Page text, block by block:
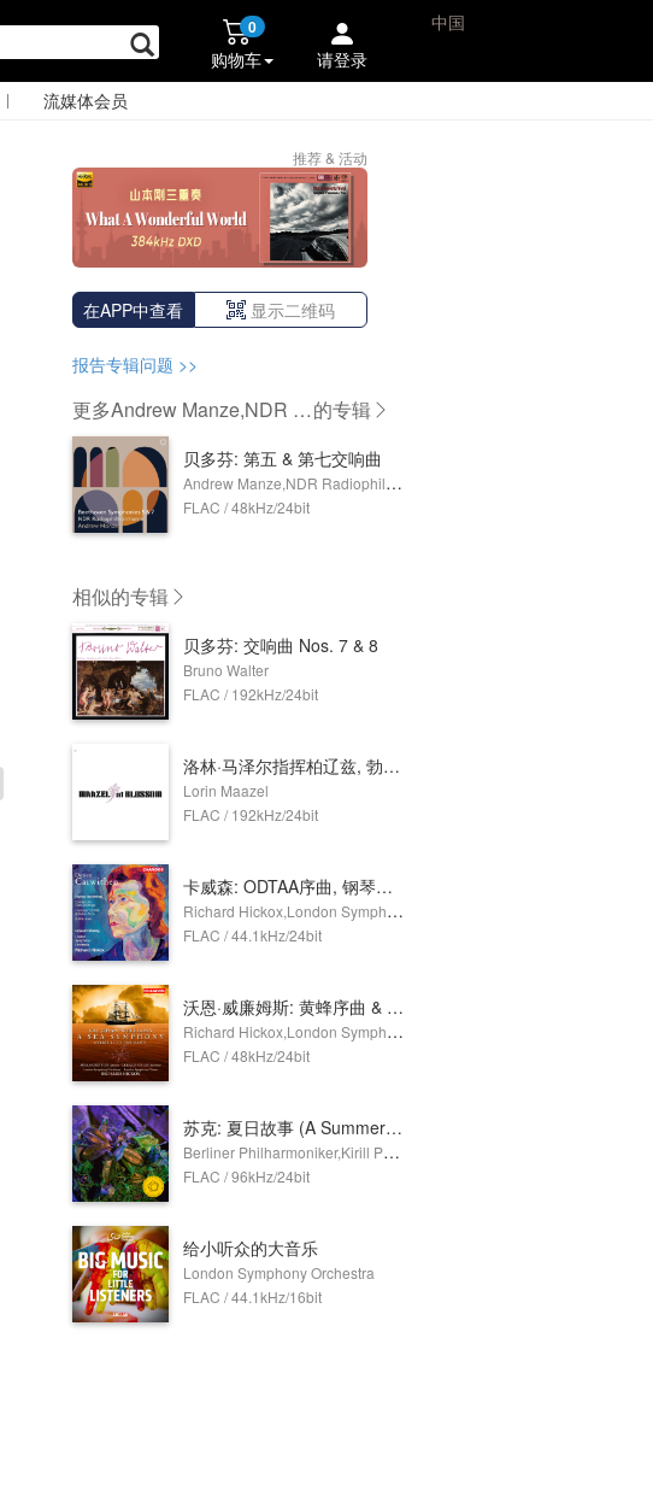
0
购物车 请登录
中国
| 流媒体会员
推荐 & 活动
在APP中查看 显示二维码
报告专辑问题 >>
更多Andrew Manze,NDR R
adiophilharmonie
的专辑
贝多芬: 第五 & 第七交响曲
Andrew Manze,NDR Radiophilharmonie
FLAC / 48kHz/24bit
相似的专辑
贝多芬: 交响曲 Nos. 7 & 8
Bruno Walter
FLAC / 192kHz/24bit
洛林·马泽尔指挥柏辽兹, 勃拉姆斯与巴伯
Lorin Maazel
FLAC / 192kHz/24bit
卡威森: ODTAA序曲, 钢琴协奏曲, 比肖普岩序曲 & 萨福克组曲
Richard Hickox,London Symphony Orchestra,Howard Shelley
FLAC / 44.1kHz/24bit
沃恩·威廉姆斯: 黄蜂序曲 & 海上交响曲
Richard Hickox,London Symphony Orchestra,Susan Gritton,Gerald Finley,London Symphony Chorus
FLAC / 48kHz/24bit
苏克: 夏日故事 (A Summer's Tale), Op. 29
Berliner Philharmoniker,Kirill Petrenko
FLAC / 96kHz/24bit
给小听众的大音乐
London Symphony Orchestra
FLAC / 44.1kHz/16bit